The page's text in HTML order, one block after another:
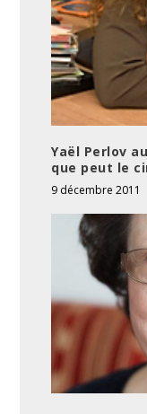
Yaël Perlov
que peut le
9 décembre 2011